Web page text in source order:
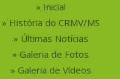
Inicial
História do CRMV/MS
Últimas Notícias
Galeria de Fotos
Galeria de Vídeos